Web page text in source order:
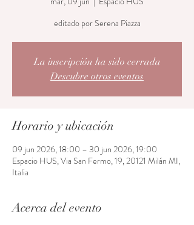
editado por Serena Piazza
La inscripción ha sido cerrada
Descubre otros eventos
Horario y ubicación
09 jun 2026, 18:00 – 30 jun 2026, 19:00
Espacio HUS, Via San Fermo, 19, 20121 Milán MI,
Italia
Acerca del evento